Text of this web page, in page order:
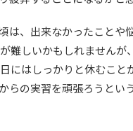
は、出来なかったこと
難しいかもしれません
にはしっかりと休むこ
らの実習を頑張ろうとい